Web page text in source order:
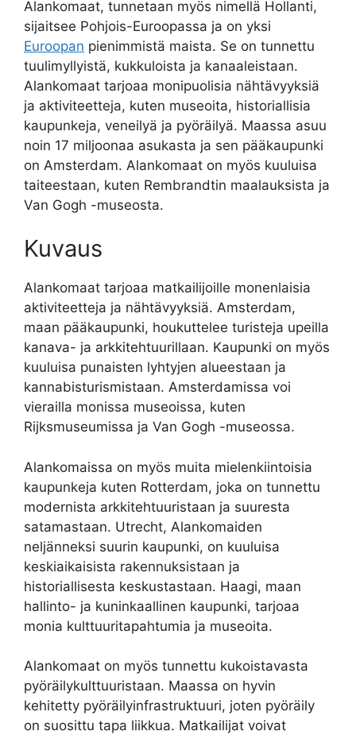
Alankomaat, tunnetaan myös nimellä Hollanti,
sijaitsee Pohjois-Euroopassa ja on yksi
Euroopan pienimmistä maista. Se on tunnettu
tuulimyllyistä, kukkuloista ja kanaaleistaan.
Alankomaat tarjoaa monipuolisia nähtävyyksiä
ja aktiviteetteja, kuten museoita, historiallisia
kaupunkeja, veneilyä ja pyöräilyä. Maassa asuu
noin 17 miljoonaa asukasta ja sen pääkaupunki
on Amsterdam. Alankomaat on myös kuuluisa
taiteestaan, kuten Rembrandtin maalauksista ja
Van Gogh -museosta.
Kuvaus
Alankomaat tarjoaa matkailijoille monenlaisia ​​
aktiviteetteja ja nähtävyyksiä. Amsterdam,
maan pääkaupunki, houkuttelee turisteja upeilla
kanava- ja arkkitehtuurillaan. Kaupunki on myös
kuuluisa punaisten lyhtyjen alueestaan ​​ja
kannabisturismistaan. Amsterdamissa voi
vierailla monissa museoissa, kuten
Rijksmuseumissa ja Van Gogh -museossa.
Alankomaissa on myös muita mielenkiintoisia
kaupunkeja kuten Rotterdam, joka on tunnettu
modernista arkkitehtuuristaan ​​ja suuresta
satamastaan. Utrecht, Alankomaiden
neljänneksi suurin kaupunki, on kuuluisa
keskiaikaisista rakennuksistaan ​​ja
historiallisesta keskustastaan. Haagi, maan
hallinto- ja kuninkaallinen kaupunki, tarjoaa
monia kulttuuritapahtumia ja museoita.
Alankomaat on myös tunnettu kukoistavasta
pyöräilykulttuuristaan. Maassa on hyvin
kehitetty pyöräilyinfrastruktuuri, joten pyöräily
on suosittu tapa liikkua. Matkailijat voivat